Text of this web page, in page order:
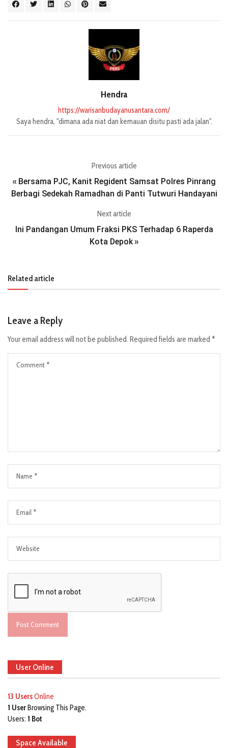
Hendra
https://warisanbudayanusantara.com/
Saya hendra, "dimana ada niat dan kemauan disitu pasti ada jalan".
Previous article
« Bersama PJC, Kanit Regident Samsat Polres Pinrang
Berbagi Sedekah Ramadhan di Panti Tutwuri Handayani
Next article
Ini Pandangan Umum Fraksi PKS Terhadap 6 Raperda
Kota Depok»
Related article
Leave a Reply
Your email address will not be published. Required fields are marked *
User Online
13 UsersOnline
1 UserBrowsing This Page.
Users: 1 Bot
Space Available